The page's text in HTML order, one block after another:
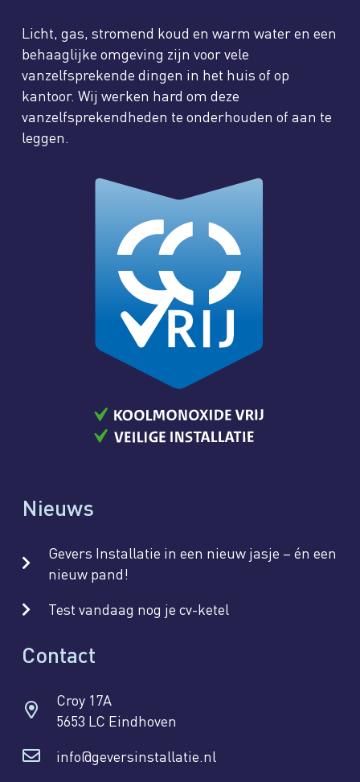
Licht, gas, stromend koud en warm water en een
behaaglijke omgeving zijn voor vele
vanzelfsprekende dingen in het huis of op
kantoor. Wij werken hard om deze
vanzelfsprekendheden te onderhouden of aan te
leggen.
Nieuws
Gevers Installatie in een nieuw jasje – én een
nieuw pand!
Test vandaag nog je cv-ketel
Contact
Croy 17A
5653 LC Eindhoven
info@geversinstallatie.nl